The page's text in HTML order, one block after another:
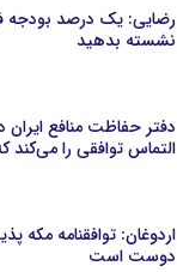
رضایی: یک درصد بودجه
نشسته بدهید
دفتر حفاظت منافع ایران
التماس توافقی را
اردوغان: توافقنامه مکه
دوست است